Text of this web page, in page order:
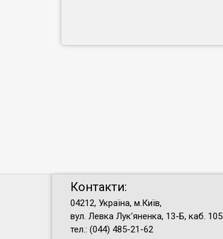
Контакти:
04212, Україна, м.Київ,
вул. Левка Лук'яненка, 13-Б, каб. 105
тел.: (044) 485-21-62